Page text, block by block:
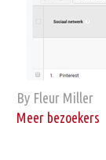
By Fleur Miller
Meer bezoekers